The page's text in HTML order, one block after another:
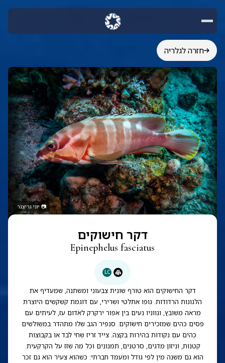
חזרה לגלריה
📷 יוני גריצנר
דקר חישוקים
Epinephelus fasciatus
LC
דקר החישוקים הוא טורף שונית צבעוני ומשתנה, שמעדיף את
הלגונות הרדודות. גופו אתלטי ושרירי, עם דוגמת קשקשים היוצרת
מראה משובץ, וגווניו נעים בין אפור ירקרק לאדום עז, לעיתים עם
פסים כהים שמזכירים חישוקים. סנפיר הגב שלו מתהדר במשולשים
כהים עם נקודות בהירות בקצה. צייד זריז שחי לבד או בקבוצות
קטנות, וניזון מדגים, סרטנים, תמנונים וכל מה שזז על הקרקעית.
הוא גם משנה מין לפי גודל ומעמד חברתי: כשהוא צעיר הוא גם זכר